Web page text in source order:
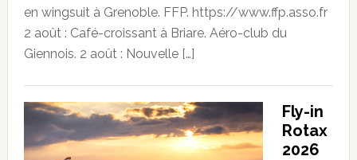
en wingsuit à Grenoble. FFP. https://www.ffp.asso.fr
2 août : Café-croissant à Briare. Aéro-club du
Giennois. 2 août : Nouvelle […]
Fly-in
Rotax
2026